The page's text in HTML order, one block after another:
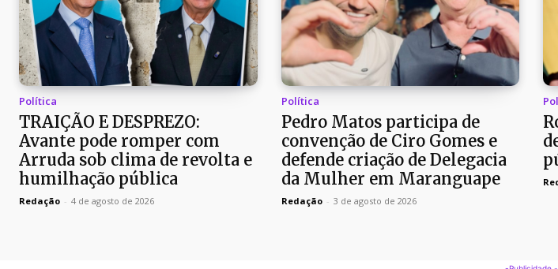
Política
TRAIÇÃO E DESPREZO:
Avante pode romper com
Arruda sob clima de revolta e
humilhação pública
Redação - 4 de agosto de 2026
Política
Pedro Matos participa de
convenção de Ciro Gomes e
defende criação de Delegacia
da Mulher em Maranguape
Redação - 3 de agosto de 2026